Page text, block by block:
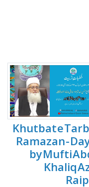
Khutbat e
Ramazan -
by Mufti
Khaliq